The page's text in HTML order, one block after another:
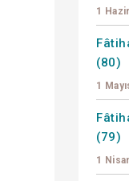
1
(80)
1
(79)
1